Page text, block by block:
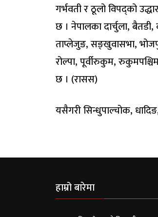
गर्भवती र ठूलो विपद्को
छ । नेपालका दार्चुला,
ताप्लेजुङ, सङ्खुवासभा,
रोल्पा, पूर्वीरुकुम,
छ । (रासस)
यसैगरी सिन्धुपाल्चोक,
हाम्रो बारेमा